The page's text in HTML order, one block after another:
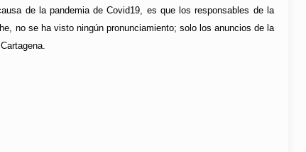
de la pandemia de Covid19, es que los responsables de la
no se ha visto ningún pronunciamiento; solo los anuncios de la